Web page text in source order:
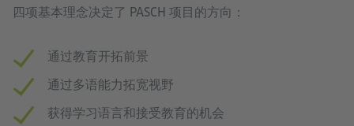
四项基本理念决定了 PASCH 项目的方向：
通过教育开拓前景
通过多语能力拓宽视野
获得学习语言和接受教育的机会